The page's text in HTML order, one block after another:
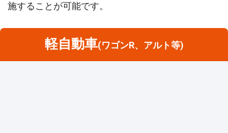
施することが可能です。
軽自動車(ワゴンR、アルト等)